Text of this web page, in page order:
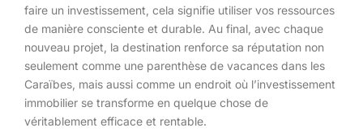
faire un investissement, cela signifie utiliser vos ressources
de manière consciente et durable. Au final, avec chaque
nouveau projet, la destination renforce sa réputation non
seulement comme une parenthèse de vacances dans les
Caraïbes, mais aussi comme un endroit où l’investissement
immobilier se transforme en quelque chose de
véritablement efficace et rentable.